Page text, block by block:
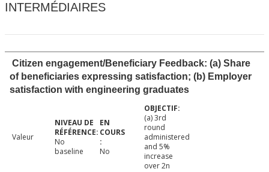
INTERMÉDIAIRES
Citizen engagement/Beneficiary Feedback: (a) Share
of beneficiaries expressing satisfaction; (b) Employer
satisfaction with engineering graduates
Valeur
No
baseline
No
(a) 3rd
round
administered
and 5%
increase
over 2n